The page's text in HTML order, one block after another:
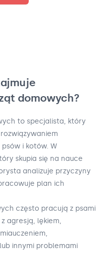
domowych?
to specjalista, który
i kotów. W
skupia się na nauce
analizuje przyczyny
plan ich
często pracują z psami
agresją, lękiem,
innymi problemami